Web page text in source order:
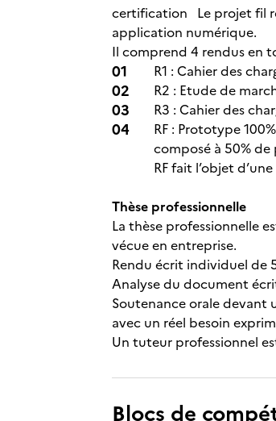
certification Le projet fil
application numérique.
Il comprend 4 rendus en
R1 : Cahier des
R2 : Etude de
R3 : Cahier des
RF : Prototype
composé à 50% de
RF fait l’objet
Thèse professionnelle
La thèse professionnelle
vécue en entreprise.
Rendu écrit individuel de
Analyse du document
Soutenance orale devant
avec un réel besoin
Un tuteur professionnel
Blocs de